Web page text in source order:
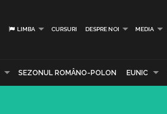
LIMBA CURSURI DESPRE NOI MEDIA
SEZONUL ROMÂNO-POLON EUNIC